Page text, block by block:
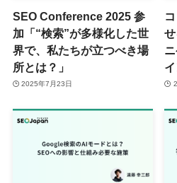
SEO Conference 2025 参
加「“検索”が多様化した世
界で、私たちが立つべき場
所とは？」
2025年7月23日